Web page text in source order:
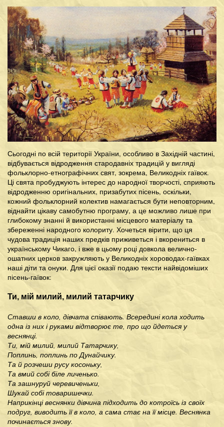
Сьогодні по всій території України, особливо в Західній частині,
відбувається відродження стародавніх традицій у вигляді
фольклорно-етнографічних свят, зокрема, Великодніх гаївок.
Ці свята пробуджують інтерес до народної творчості, сприяють
відродженню оригінальних, призабутих пісень, оскільки,
кожний фольклорний колектив намагається бути неповторним,
віднайти цікаву самобутню програму, а це можливо лише при
глибокому знанні й використанні місцевого матеріалу та
збереженні народного колориту. Хочеться вірити, що ця
чудова традиція наших предків приживеться і вкорениться в
українському Чикаго, і вже в цьому році довкола велично-
ошатних церков закружляють у Великодніх хороводах-гаївках
наші діти та онуки. Для цієї оказії подаю тексти найвідоміших
пісень-гаївок:
Ти, мій милий, милий татарчику
Ставши в коло, дівчата співають. Всередині кола ходить
одна із них і руками відтворює те, про що йдеться у
веснянці.
Ти, мій милий, милий Татарчику,
Поплинь, поплинь по Дунайчику.
Та й розчеши русу косоньку,
Та вмий собі біле личенько.
Та зашнуруй черевиченьки,
Шукай собі товаришечки.
Наприкінці веснянки дівчина підходить до котроїсь із своїх
подруг, виводить її в коло, а сама стає на її місце. Веснянка
починається знову.